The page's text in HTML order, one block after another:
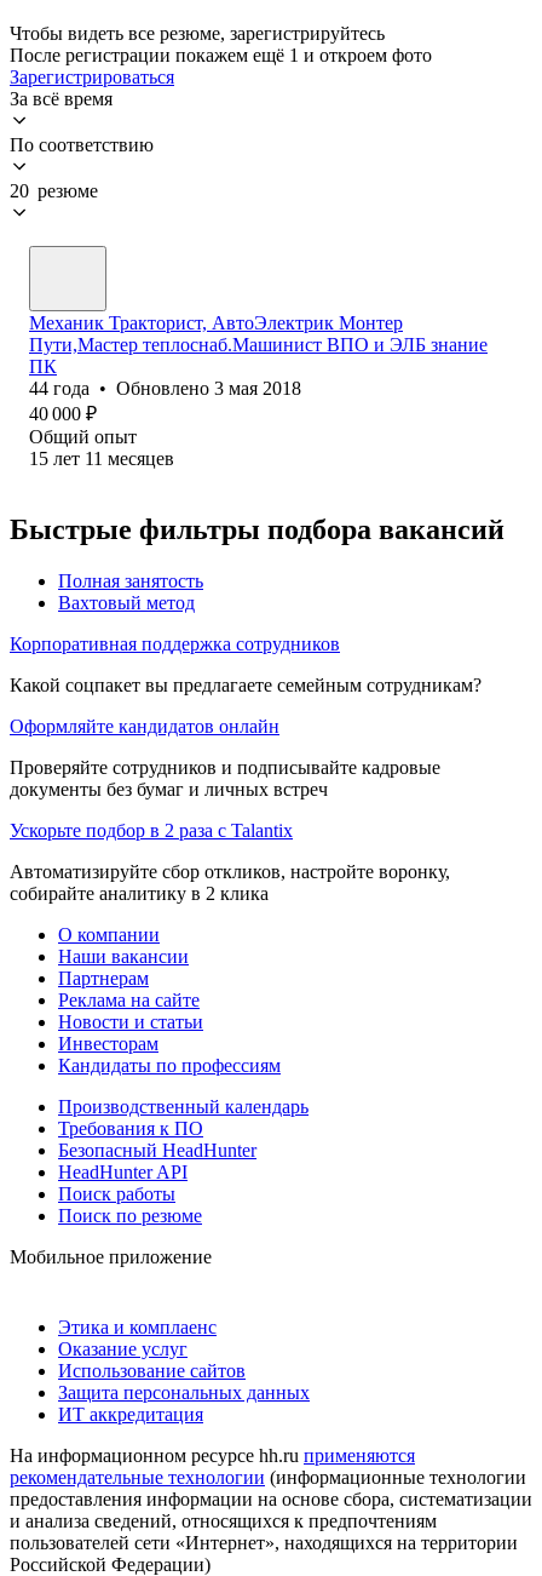
Чтобы видеть все резюме, зарегистрируйтесь
После регистрации покажем ещё 1 и откроем фото
Зарегистрироваться
За всё время
По соответствию
20 резюме
Механик Тракторист, АвтоЭлектрик Монтер
Пути,Мастер теплоснаб.Машинист ВПО и ЭЛБ знание
ПК
44 года • Обновлено 3 мая 2018
40 000 ₽
Общий опыт
15 лет 11 месяцев
Быстрые фильтры подбора вакансий
Полная занятость
Вахтовый метод
Корпоративная поддержка сотрудников
Какой соцпакет вы предлагаете семейным сотрудникам?
Оформляйте кандидатов онлайн
Проверяйте сотрудников и подписывайте кадровые
документы без бумаг и личных встреч
Ускорьте подбор в 2 раза с Talantix
Автоматизируйте сбор откликов, настройте воронку,
собирайте аналитику в 2 клика
О компании
Наши вакансии
Партнерам
Реклама на сайте
Новости и статьи
Инвесторам
Кандидаты по профессиям
Производственный календарь
Требования к ПО
Безопасный HeadHunter
HeadHunter API
Поиск работы
Поиск по резюме
Мобильное приложение
Этика и комплаенс
Оказание услуг
Использование сайтов
Защита персональных данных
ИТ аккредитация
На информационном ресурсе hh.ru применяются
рекомендательные технологии (информационные технологии
предоставления информации на основе сбора, систематизации
и анализа сведений, относящихся к предпочтениям
пользователей сети «Интернет», находящихся на территории
Российской Федерации)